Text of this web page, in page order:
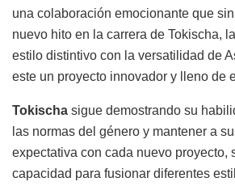
una colaboración emocionante que
nuevo hito en la carrera de Tokischa,
estilo distintivo con la versatilidad de
este un proyecto innovador y lleno de
Tokischa sigue demostrando su
las normas del género y mantener a
expectativa con cada nuevo proyecto,
capacidad para fusionar diferentes